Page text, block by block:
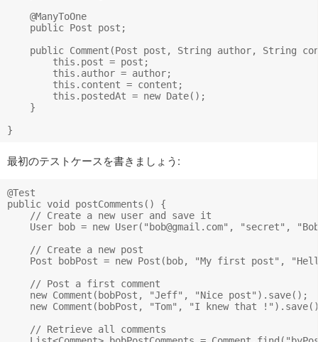
    @ManyToOne
    public Post post;
public Comment(Post post, String author, String
        this.post = post;
        this.author = author;
        this.content = content;
        this.postedAt = new Date();
    }
最初のテストケースを書きましょう:
@Test
public void postComments() {
    // Create a new user and save it
    User bob = new User("
bob@gmail.com", "secret",
    // Create a new post
Post bobPost = new Post(bob, "My first post",
    // Post a first comment
    new Comment(bobPost, "Jeff", "Nice post").save();
new Comment(bobPost, "Tom", "I knew that
    // Retrieve all comments